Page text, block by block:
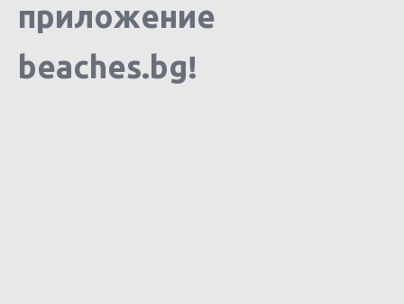
приложение
beaches.bg!